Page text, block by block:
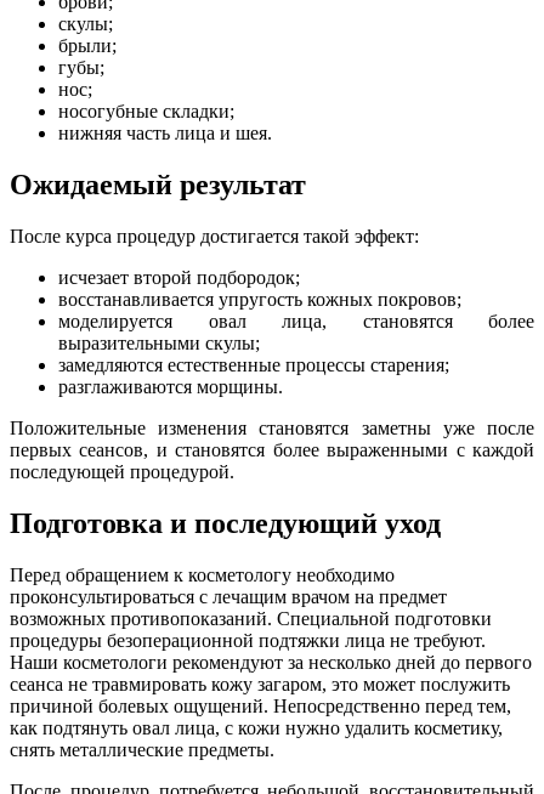
скулы;
брыли;
губы;
нос;
носогубные складки;
нижняя часть лица и шея.
Ожидаемый результат
После курса процедур достигается такой эффект:
исчезает второй подбородок;
восстанавливается упругость кожных покровов;
моделируется овал лица, становятся более
выразительными скулы;
замедляются естественные процессы старения;
разглаживаются морщины.
Положительные изменения становятся заметны уже после
первых сеансов, и становятся более выраженными с каждой
последующей процедурой.
Подготовка и последующий уход
Перед обращением к косметологу необходимо
проконсультироваться с лечащим врачом на предмет
возможных противопоказаний. Специальной подготовки
процедуры безоперационной подтяжки лица не требуют.
Наши косметологи рекомендуют за несколько дней до первого
сеанса не травмировать кожу загаром, это может послужить
причиной болевых ощущений. Непосредственно перед тем,
как подтянуть овал лица, с кожи нужно удалить косметику,
снять металлические предметы.